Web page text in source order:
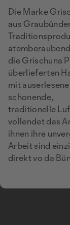
Die Marke
aus
die Grischuna
überlieferten
mit
schonende,
traditionelle
vollendet das
ihnen ihre
Arbeit sind
direkt vo da